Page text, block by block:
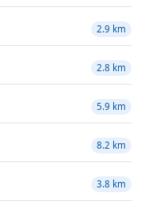
2.9 km
2.8 km
5.9 km
8.2 km
3.8 km